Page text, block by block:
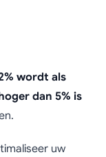
wordt als
dan 5% is
uw